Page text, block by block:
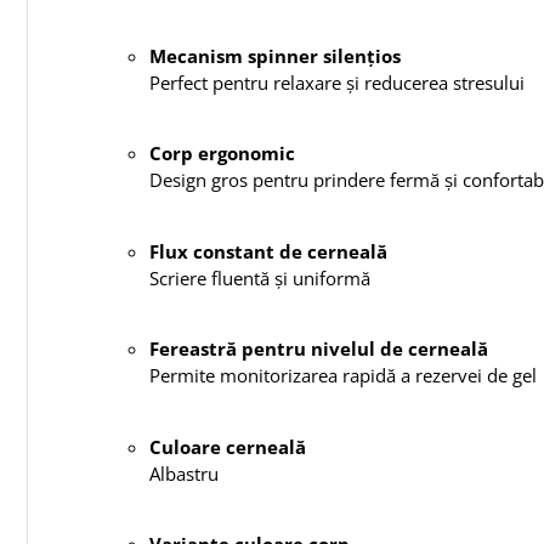
Mecanism spinner silențios
Perfect pentru relaxare și reducerea stresului
Corp ergonomic
Design gros pentru prindere fermă și
Flux constant de cerneală
Scriere fluentă și uniformă
Fereastră pentru nivelul de cerneală
Permite monitorizarea rapidă a rezervei de gel
Culoare cerneală
Albastru